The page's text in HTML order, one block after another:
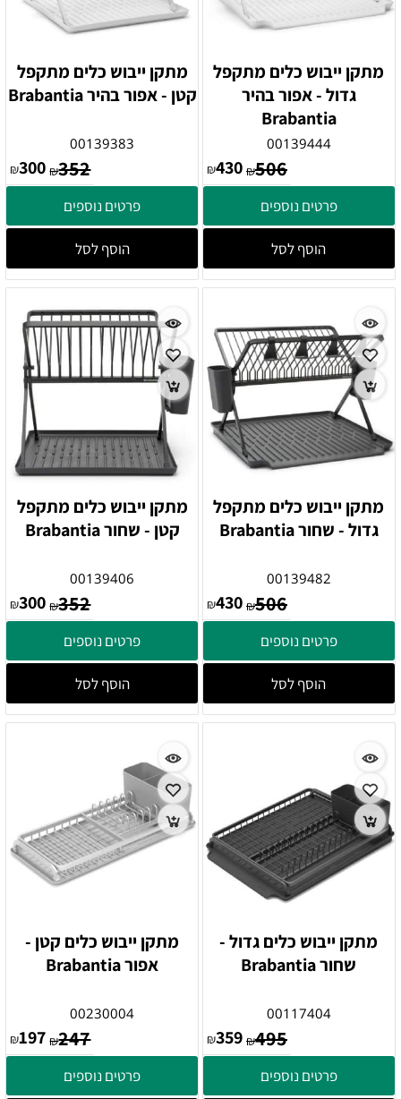
מתקן ייבוש כלים מתקפל
גדול - אפור בהיר
Brabantia
00139444
₪506
₪430
פרטים נוספים
הוסף לסל
מתקן ייבוש כלים מתקפל
קטן - אפור בהיר Brabantia
00139383
₪352
₪300
פרטים נוספים
הוסף לסל
מתקן ייבוש כלים מתקפל
גדול - שחור Brabantia
00139482
₪506
₪430
פרטים נוספים
הוסף לסל
מתקן ייבוש כלים מתקפל
קטן - שחור Brabantia
00139406
₪352
₪300
פרטים נוספים
הוסף לסל
מתקן ייבוש כלים גדול -
שחור Brabantia
00117404
₪495
₪359
פרטים נוספים
מתקן ייבוש כלים קטן -
אפור Brabantia
00230004
₪247
₪197
פרטים נוספים